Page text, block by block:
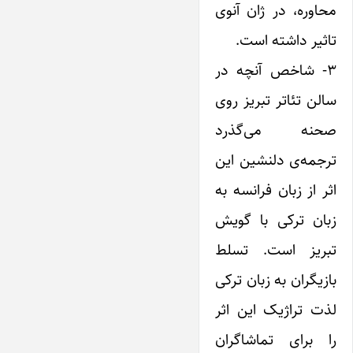
محاوره، در ژان‌ آنوی
تاثیر داشته است.
۳- شاخص آنچه در
سالن تئاتر تبریز روی
صحنه می‌گذرد
ترجمه‌ی دلنشین این
اثر از زبان فرانسه به
زبان ترکی با گویش
تبریز است. تسلط
بازیگران به زبان ترکی
لذت تراژیک این اثر
را برای تماشاگران